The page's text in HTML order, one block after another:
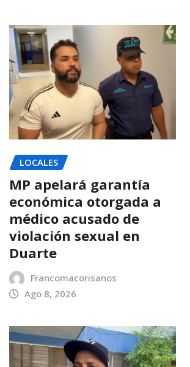
LOCALES
MP apelará garantía
económica otorgada a
médico acusado de
violación sexual en
Duarte
Francomacorisanos
Ago 8, 2026